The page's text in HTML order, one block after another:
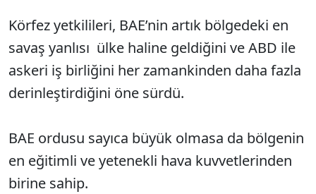
Körfez yetkilileri, BAE’nin artık bölgedeki en
savaş yanlısı ülke haline geldiğini ve ABD ile
askeri iş birliğini her zamankinden daha fazla
derinleştirdiğini öne sürdü.
BAE ordusu sayıca büyük olmasa da bölgenin
en eğitimli ve yetenekli hava kuvvetlerinden
birine sahip.